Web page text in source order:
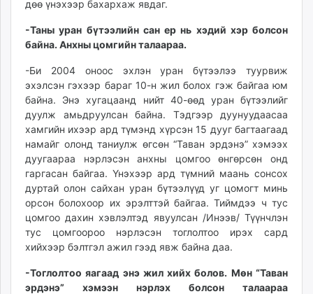
дөө үнэхээр бахархаж явдаг.
-Таны уран бүтээлийн сан ер нь хэдий хэр болсон
байна. Анхны цомгийн талаараа.
-Би 2004 оноос эхлэн уран бүтээлээ туурвиж
эхэлсэн гэхээр бараг 10-н жил болох гэж байгаа юм
байна. Энэ хугацаанд нийт 40-өөд уран бүтээлийг
дуулж амьдруулсан байна. Тэдгээр дуунуудаасаа
хамгийн ихээр ард түмэнд хүрсэн 15 дууг багтаагаад
намайг олонд таниулж өгсөн “Таван эрдэнэ” хэмээх
дуугаараа нэрлэсэн анхны цомгоо өнгөрсөн онд
гаргасан байгаа. Үнэхээр ард түмний маань сонсох
дуртай олон сайхан уран бүтээлүүд уг цомогт минь
орсон болохоор их эрэлттэй байгаа. Тиймдээ ч тус
цомгоо дахин хэвлэлтэд явуулсан /Инээв/ Түүнчлэн
тус цомгоороо нэрлэсэн тоглолтоо ирэх сард
хийхээр бэлтгэл ажил гээд явж байна даа.
-Тоглолтоо яагаад энэ жил хийх болов. Мөн “Таван
эрдэнэ” хэмээн нэрлэх болсон талаараа